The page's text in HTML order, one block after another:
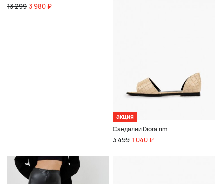
13 299 3 980 ₽
акция
Сандалии Diora.rim
3 499 1 040 ₽